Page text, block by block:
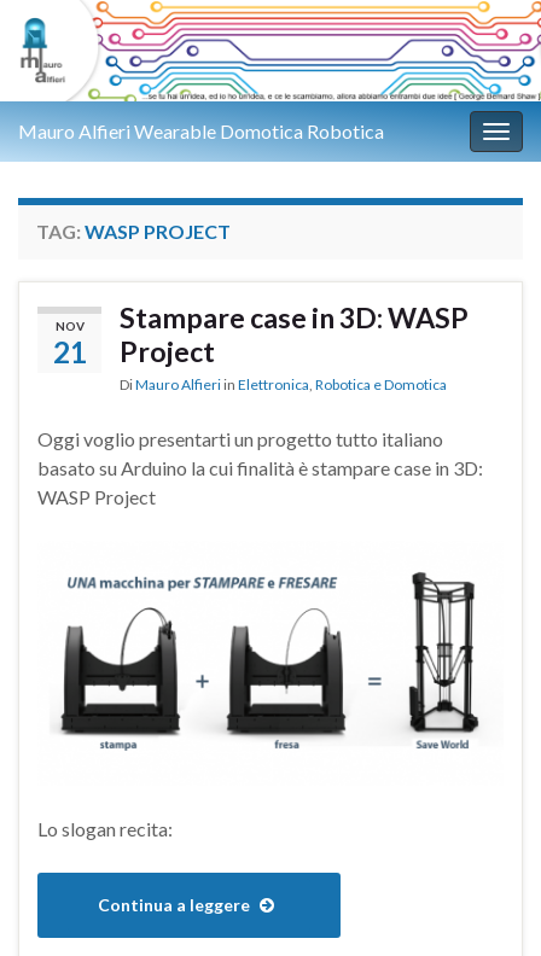
Mauro Alfieri Wearable Domotica Robotica
TAG: WASP PROJECT
NOV
21
Stampare case in 3D: WASP
Project
DiMauro Alfieri in Elettronica, Robotica e Domotica
Oggi voglio presentarti un progetto tutto italiano
basato su Arduino la cui finalità è stampare case in 3D:
WASP Project
Lo slogan recita:
Continua a leggere